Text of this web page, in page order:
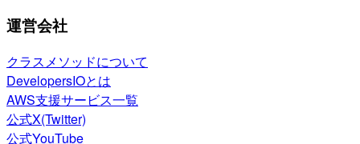
運営会社
クラスメソッドについて
DevelopersIOとは
AWS支援サービス一覧
公式X(Twitter)
公式YouTube